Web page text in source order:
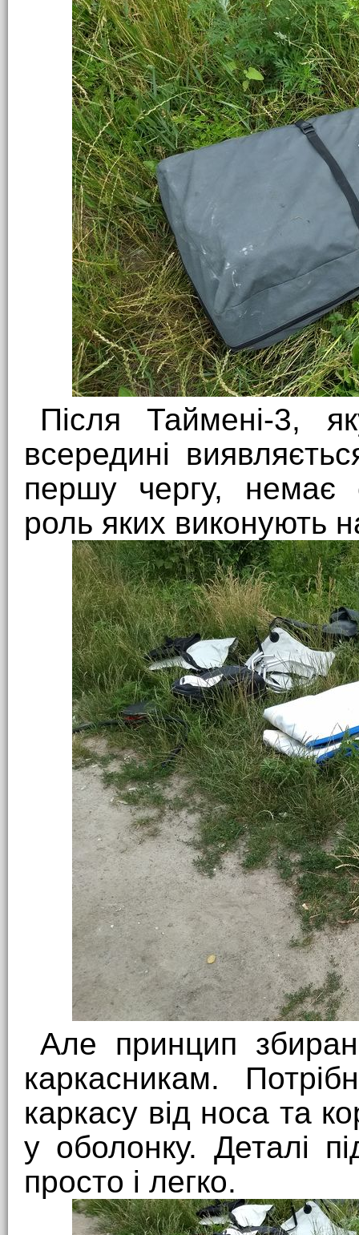
Після Таймені-3,
всередині
першу чергу, немає
роль яких виконують
Але принцип
каркасникам.
каркасу від носа та
у оболонку. Деталі
просто і легко.